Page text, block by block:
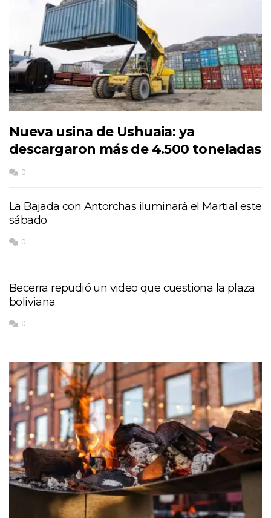
Nueva usina de Ushuaia: ya
descargaron más de 4.500 toneladas
0
La Bajada con Antorchas iluminará el Martial este
sábado
0
Becerra repudió un video que cuestiona la plaza
boliviana
0